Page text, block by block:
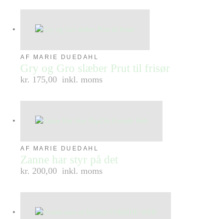
AF MARIE DUEDAHL
Gry og Gro slæber Prut til frisør
kr. 175,00 inkl. moms
AF MARIE DUEDAHL
Zanne har styr på det
kr. 200,00 inkl. moms